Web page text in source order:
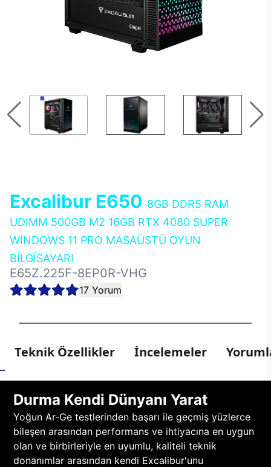
Excalibur E650 8GB DDR5 RAM
UDIMM 500GB M2 16GB RTX 4080 SUPER
WINDOWS 11 PRO MASAÜSTÜ OYUN
BİLGİSAYARI
E65Z.225F-8EP0R-VHG
17 Yorum
Teknik Özellikler İncelemeler
Durma Kendi Dünyanı Yarat
Yoğun Ar-Ge testlerinden başarı ile geçmiş yüzlerce
bileşen arasından performans ve ihtiyacına en uygun
olan ve birbirleriyle en uyumlu, kaliteli teknik
donanımlar arasından kendi Excalibur'unu